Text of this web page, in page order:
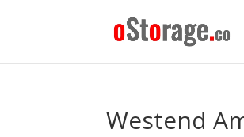
Westend